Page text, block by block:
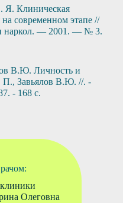
Я. Клиническая
современном этапе //
наркол. — 2001. — № 3.
В.Ю. Личность и
П., Завьялов В.Ю. //. -
- 168 с.
Олеговна